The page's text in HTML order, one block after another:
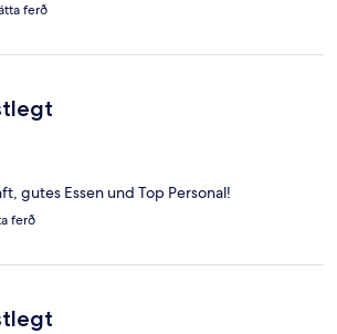
ferð
gutes Essen und Top Personal!
ferð